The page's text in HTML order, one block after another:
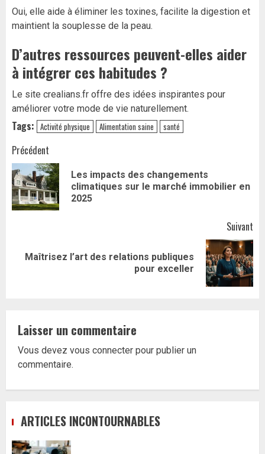
Oui, elle aide à éliminer les toxines, facilite la digestion et
maintient la souplesse de la peau.
D’autres ressources peuvent-elles aider
à intégrer ces habitudes ?
Le site crealians.fr offre des idées inspirantes pour
améliorer votre mode de vie naturellement.
Tags: Activité physique Alimentation saine santé
Navigation
d’article
Précédent
Les impacts des changements
climatiques sur le marché immobilier en
2025
Suivant
Article
Maîtrisez l’art des relations publiques
pour exceller
Laisser un commentaire
Vous devez vous connecter pour publier un
commentaire.
ARTICLES INCONTOURNABLES